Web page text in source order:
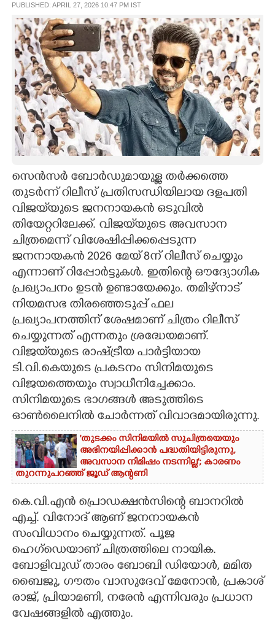
LIFESTYLE
SPIRITUAL
INFO+
ART
ASTRO
CARTOONS
LITERATURE
ZOOM
CONTACT US
PUBLISHED: APRIL 27, 2026 10:47 PM IST
സെൻസർ ബോർഡുമായുള്ള തർക്കത്തെ
തുടർന്ന് റിലീസ് പ്രതിസന്ധിയിലായ ദളപതി
വിജയ്‌യുടെ ജനനായകൻ ഒടുവിൽ
തിയേറ്ററിലേക്ക്. വിജയ്‌യുടെ അവസാന
ചിത്രമെന്ന് വിശേഷിപ്പിക്കപ്പെടുന്ന
ജനനായകൻ 2026 മേയ് 8ന് റിലീസ് ചെയ്യും
എന്നാണ് റിപ്പോർട്ടുകൾ. ഇതിന്റെ ഔദ്യോഗിക
പ്രഖ്യാപനം ഉടൻ ഉണ്ടായേക്കും. തമിഴ്നാട്
നിയമസഭ തിരഞ്ഞെടുപ്പ് ഫല
പ്രഖ്യാപനത്തിന് ശേഷമാണ് ചിത്രം റിലീസ്
ചെയ്യുന്നത് എന്നതും ശ്രദ്ധേയമാണ്.
വിജ‌യ്‌യുടെ രാഷ്ട്രീയ പാർട്ടിയായ
ടി.വി.കെയുടെ പ്രകടനം സിനിമയുടെ
വിജയത്തെയും സ്വാധീനിച്ചേക്കാം.
സിനിമയുടെ ഭാഗങ്ങൾ അടുത്തിടെ
ഓൺലൈനിൽ ചോർന്നത് വിവാദമായിരുന്നു.
'തുടക്കം സിനിമയിൽ സുചിത്രയെയും
അഭിനയിപ്പിക്കാൻ പദ്ധതിയിട്ടിരുന്നു,​
അവസാന നിമിഷം നടന്നില്ല'; കാരണം
തുറന്നുപറഞ്ഞ് ജൂഡ് ആന്റണി
കെ.വി.എൻ പ്രൊഡക്ഷൻസിന്റെ ബാനറിൽ
എച്ച്. വിനോദ് ആണ് ജനനായകൻ
സംവിധാനം ചെയ്യുന്നത്. പൂജ
ഹെഗ്ഡെയാണ് ചിത്രത്തിലെ നായിക.
ബോളിവുഡ് താരം ബോബി ഡിയോൾ,​ മമിത
ബൈജു,​ ഗൗതം വാസുദേവ് മേനോൻ,​ പ്രകാശ്
രാജ്,​ പ്രിയാമണി,​ നരേൻ എന്നിവരും പ്രധാന
വേഷങ്ങളിൽ എത്തും.